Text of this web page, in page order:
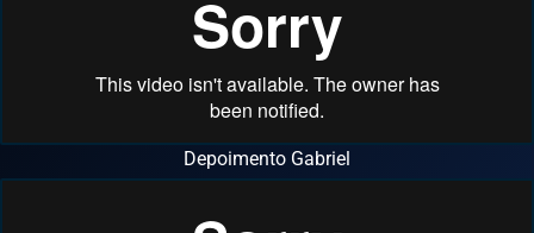
Depoimento Gabriel